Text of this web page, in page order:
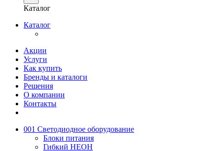
Каталог
Каталог
Акции
Услуги
Как купить
Бренды и каталоги
Решения
О компании
Контакты
001 Светодиодное оборудование
Блоки питания
Гибкий НЕОН